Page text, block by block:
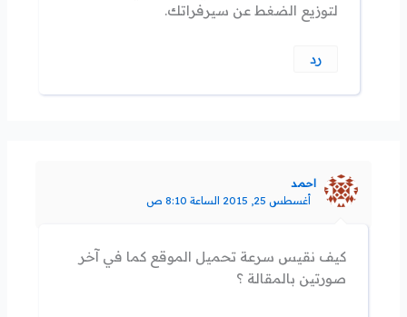
لتوزيع الضغط عن سيرفراتك.
رد
احمد
أغسطس 25, 2015 الساعة 8:10 ص
كيف نقيس سرعة تحميل الموقع كما في آخر
صورتين بالمقالة ؟